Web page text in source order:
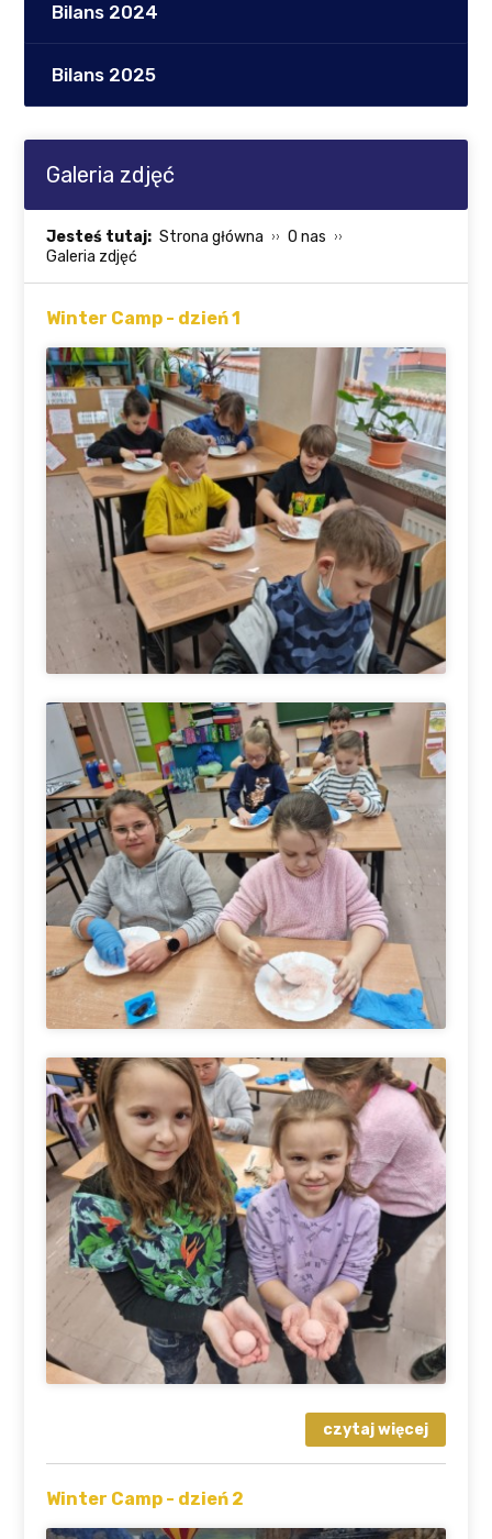
Bilans 2024
Bilans 2025
Galeria zdjęć
Jesteś tutaj: Strona główna
O nas
Galeria zdjęć
Winter Camp - dzień 1
Winter Camp - dzień 2